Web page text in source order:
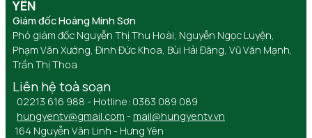
YÊN
Giám đốc Hoàng Minh Sơn
Phó giám đốc Nguyễn Thị Thu Hoài, Nguyễn Ngọc Luyện,
Phạm Văn Xướng, Đinh Đức Khoa, Bùi Hải Đăng, Vũ Văn Mạnh,
Trần Thị Thoa
Liên hệ toà soạn
02213 616 988 - Hotline: 0363 089 089
hungyentv@gmail.com - mail@hungyentv.vn
164 Nguyễn Văn Linh - Hưng Yên